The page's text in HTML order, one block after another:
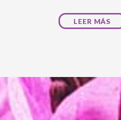
LEER MÁS